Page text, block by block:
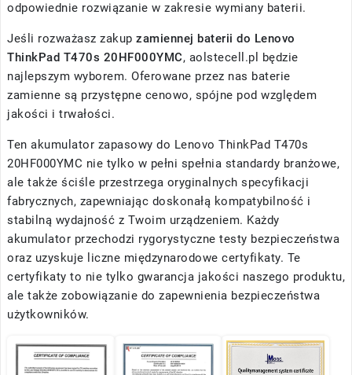
odpowiednie rozwiązanie w zakresie wymiany baterii.
Jeśli rozważasz zakup zamiennej baterii do Lenovo
ThinkPad T470s 20HF000YMC, aolstecell.pl będzie
najlepszym wyborem. Oferowane przez nas baterie
zamienne są przystępne cenowo, spójne pod względem
jakości i trwałości.
Ten akumulator zapasowy do Lenovo ThinkPad T470s
20HF000YMC nie tylko w pełni spełnia standardy branżowe,
ale także ściśle przestrzega oryginalnych specyfikacji
fabrycznych, zapewniając doskonałą kompatybilność i
stabilną wydajność z Twoim urządzeniem. Każdy
akumulator przechodzi rygorystyczne testy bezpieczeństwa
oraz uzyskuje liczne międzynarodowe certyfikaty. Te
certyfikaty to nie tylko gwarancja jakości naszego produktu,
ale także zobowiązanie do zapewnienia bezpieczeństwa
użytkowników.